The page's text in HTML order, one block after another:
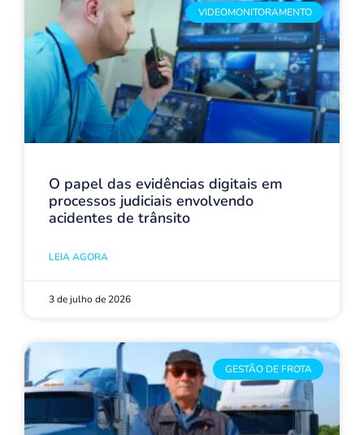
VIDEOMONITORAMENTO
O papel das evidências digitais em
processos judiciais envolvendo
acidentes de trânsito
LEIA AGORA
3 de julho de 2026
GESTÃO DE FROTA